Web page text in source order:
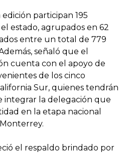
participan 195
estado, agrupados en 62
entre un total de 779
señaló que el
cuenta con el apoyo de
de los cinco
Sur, quienes tendrán
integrar la delegación que
en la etapa nacional
el respaldo brindado por